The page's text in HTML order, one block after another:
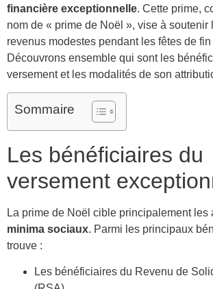
financière exceptionnelle. Cette prime,
nom de « prime de Noël », vise à soutenir
revenus modestes pendant les fêtes de fin
Découvrons ensemble qui sont les
versement et les modalités de son
Sommaire
Les bénéficiaires du
versement
La prime de Noël cible principalement les
minima sociaux. Parmi les principaux
trouve :
Les bénéficiaires du Revenu de